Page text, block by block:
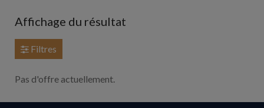
Affichage du résultat
Filtres
Pas d'offre actuellement.